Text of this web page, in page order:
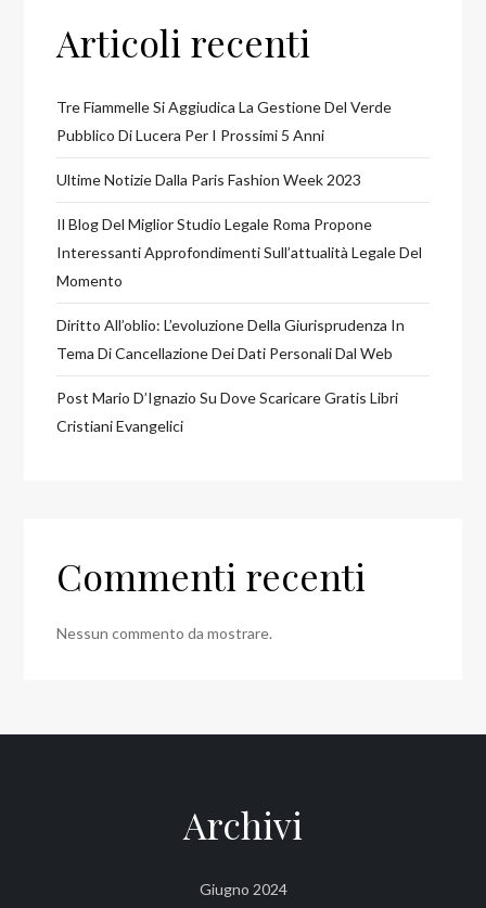
Articoli recenti
Tre Fiammelle Si Aggiudica La Gestione Del Verde
Pubblico Di Lucera Per I Prossimi 5 Anni
Ultime Notizie Dalla Paris Fashion Week 2023
Il Blog Del Miglior Studio Legale Roma Propone
Interessanti Approfondimenti Sull’attualità Legale Del
Momento
Diritto All’oblio: L’evoluzione Della Giurisprudenza In
Tema Di Cancellazione Dei Dati Personali Dal Web
Post Mario D’Ignazio Su Dove Scaricare Gratis Libri
Cristiani Evangelici
Commenti recenti
Nessun commento da mostrare.
Archivi
Giugno 2024